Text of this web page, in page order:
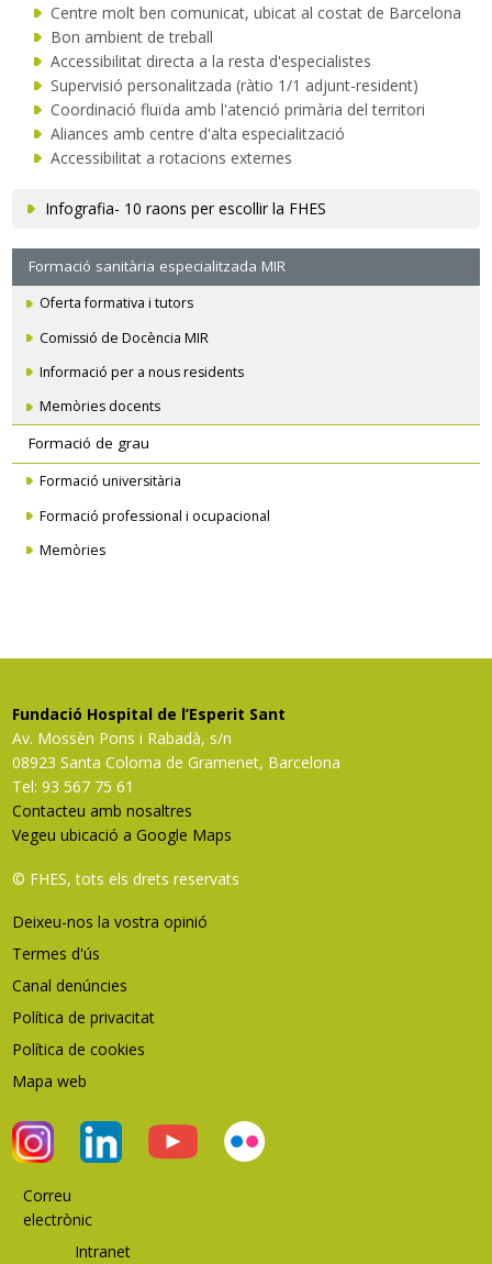
Centre molt ben comunicat, ubicat al costat de Barcelona
Bon ambient de treball
Accessibilitat directa a la resta d'especialistes
Supervisió personalitzada (ràtio 1/1 adjunt-resident)
Coordinació fluïda amb l'atenció primària del territori
Aliances amb centre d'alta especialització
Accessibilitat a rotacions externes
Infografia- 10 raons per escollir la FHES
secundària
Formació sanitària especialitzada MIR
Oferta formativa i tutors
Comissió de Docència MIR
Informació per a nous residents
Memòries docents
Formació de grau
Formació universitària
Formació professional i ocupacional
Memòries
Fundació Hospital de l’Esperit Sant
Av. Mossèn Pons i Rabadà, s/n
08923 Santa Coloma de Gramenet, Barcelona
Tel: 93 567 75 61
Contacteu amb nosaltres
Vegeu ubicació a Google Maps
© FHES, tots els drets reservats
Deixeu-nos la vostra opinió
Termes d'ús
Canal denúncies
Política de privacitat
Política de cookies
Mapa web
Correu
electrònic
Intranet